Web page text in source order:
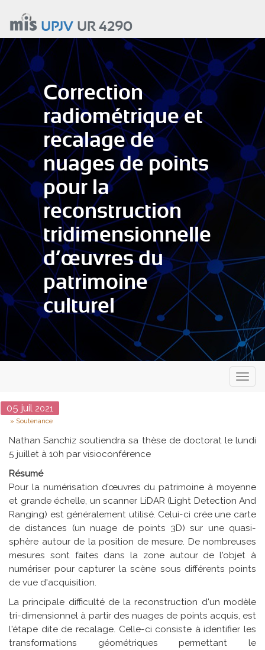
contenu
principal
UPJVUR 4290
Correction
radiométrique et
recalage de
nuages de points
pour la
reconstruction
tridimensionnelle
d’œuvres du
patrimoine
culturel
Date
05 juil 2021
Type
Soutenance
Nathan Sanchiz soutiendra sa thèse de doctorat le lundi
5 juillet à 10h par visioconférence
Résumé
Pour la numérisation d’œuvres du patrimoine à moyenne
et grande échelle, un scanner LiDAR (Light Detection And
Ranging) est généralement utilisé. Celui-ci crée une carte
de distances (un nuage de points 3D) sur une quasi-
sphère autour de la position de mesure. De nombreuses
mesures sont faites dans la zone autour de l'objet à
numériser pour capturer la scène sous différents points
de vue d'acquisition.
La principale difficulté de la reconstruction d'un modèle
tri-dimensionnel à partir des nuages de points acquis, est
l'étape dite de recalage. Celle-ci consiste à identifier les
transformations géométriques permettant le